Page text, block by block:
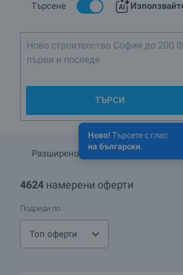
Търсене
Ново! Търсете с глас
на български.
Ново строителство София до 200
първи и последен етаж
ТЪРСИ
Разширено търсене
4624 намерени оферти
Подреди по
Топ оферти